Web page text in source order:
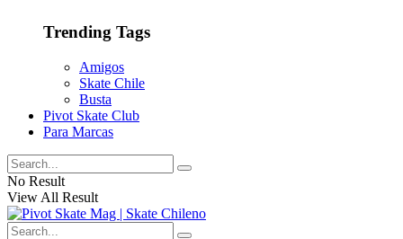
Trending Tags
Amigos
Skate Chile
Busta
Pivot Skate Club
Para Marcas
No Result
View All Result